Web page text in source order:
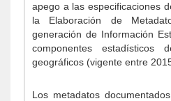
apego a las especificaciones
la Elaboración de
generación de Información
componentes estadísticos
geográficos (vigente entre
Los metadatos